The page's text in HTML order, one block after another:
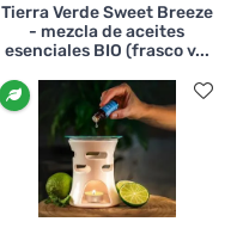
Tierra Verde Sweet Breeze
- mezcla de aceites
esenciales BIO (frasco v...